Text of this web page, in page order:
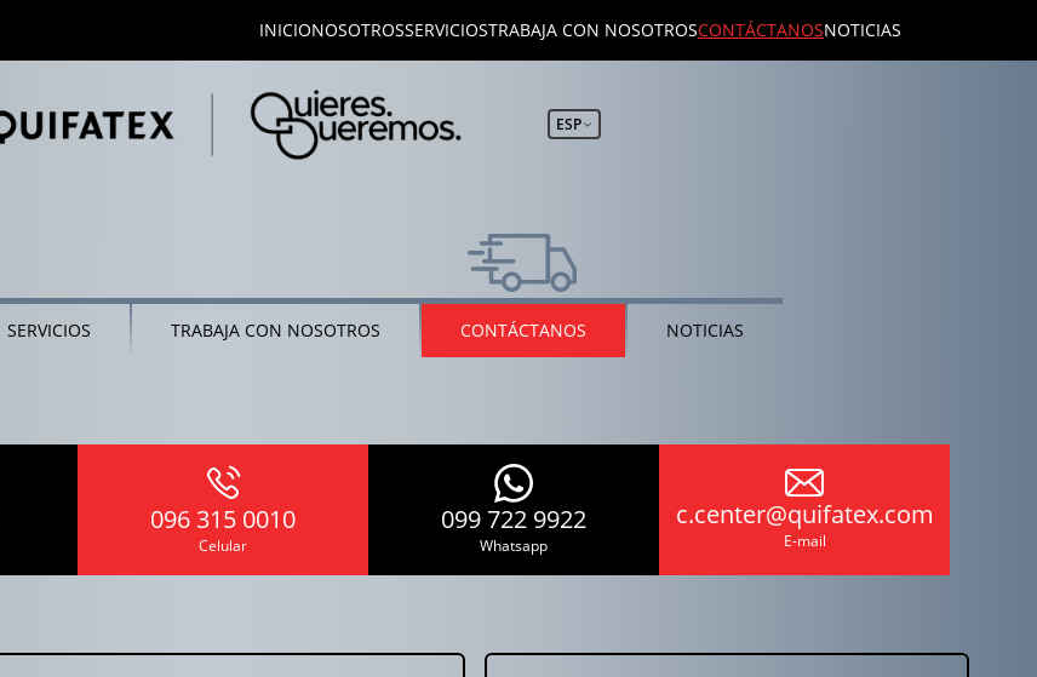
ESP
SERVICIOS TRABAJA CON NOSOTROS CONTÁCTANOS NOTICIAS
INICIONOSOTROSSERVICIOSTRABAJA CON NOSOTROSCONTÁCTANOSNOTICIAS
096 315 0010
Celular
099 722 9922
Whatsapp
c.center@quifatex.com
E-mail